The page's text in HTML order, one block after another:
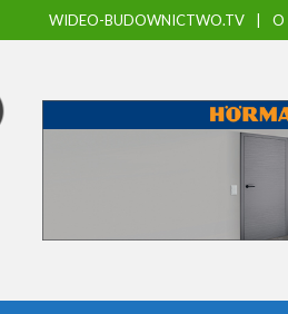
WIDEO-BUDOWNICTWO.TV O